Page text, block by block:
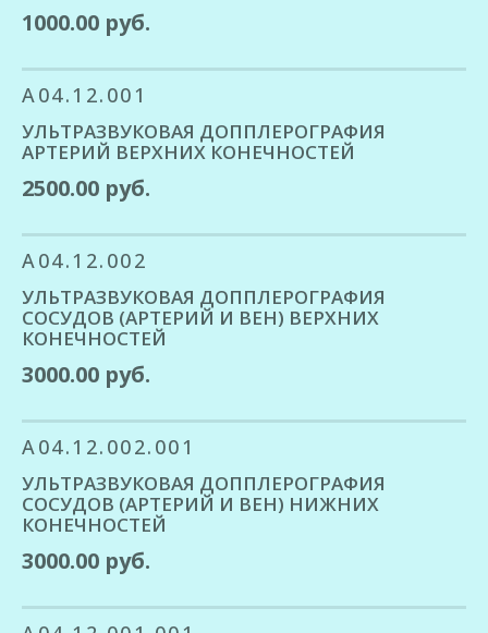
1000.00 руб.
A04.12.001
УЛЬТРАЗВУКОВАЯ ДОППЛЕРОГРАФИЯ
АРТЕРИЙ ВЕРХНИХ КОНЕЧНОСТЕЙ
2500.00 руб.
A04.12.002
УЛЬТРАЗВУКОВАЯ ДОППЛЕРОГРАФИЯ
СОСУДОВ (АРТЕРИЙ И ВЕН) ВЕРХНИХ
КОНЕЧНОСТЕЙ
3000.00 руб.
A04.12.002.001
УЛЬТРАЗВУКОВАЯ ДОППЛЕРОГРАФИЯ
СОСУДОВ (АРТЕРИЙ И ВЕН) НИЖНИХ
КОНЕЧНОСТЕЙ
3000.00 руб.